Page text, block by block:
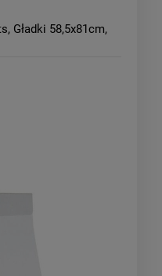
Gładki 58,5x81cm,